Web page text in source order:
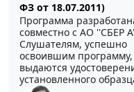
ФЗ от 18.07.2011)
Программа
совместно с АО ''СБЕР
Слушателям, успешно
освоившим программу,
выдаются
установленного